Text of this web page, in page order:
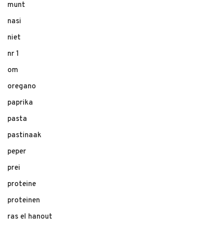
munt
nasi
niet
nr 1
om
oregano
paprika
pasta
pastinaak
peper
prei
proteine
proteinen
ras el hanout